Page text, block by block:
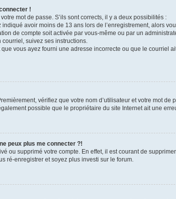
!
mot de passe. S’ils sont corrects, il y a deux possibilités :
indiqué avoir moins de 13 ans lors de l’enregistrement, alors
de compte soit activée par vous-même ou par un
courriel, suivez ses instructions.
vous ayez fourni une adresse incorrecte ou que le courriel
vérifiez que votre nom d’utilisateur et votre mot
possible que le propriétaire du site Internet ait une
peux plus me connecter ?!
ou supprimé votre compte. En effet, il est courant de
ré-enregistrer et soyez plus investi sur le forum.